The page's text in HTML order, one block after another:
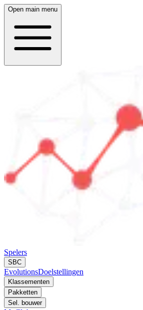
Open main menu
Spelers
SBC
EvolutionsDoelstellingen
Klassementen
Pakketten
Sel. bouwer